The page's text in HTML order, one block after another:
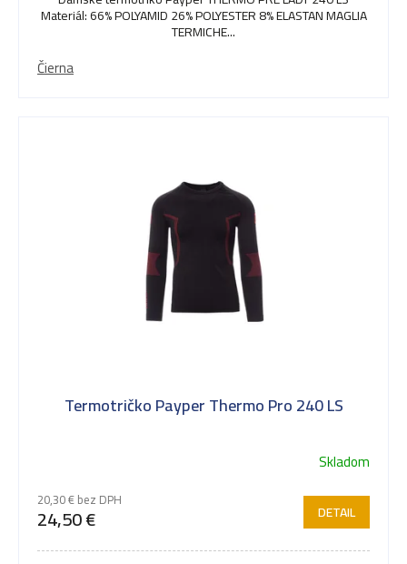
Materiál: 66% POLYAMID 26% POLYESTER 8% ELASTAN MAGLIA
TERMICHE...
Čierna
Termotričko Payper Thermo Pro 240 LS
Skladom
20,30 € bez DPH
24,50 € DETAIL